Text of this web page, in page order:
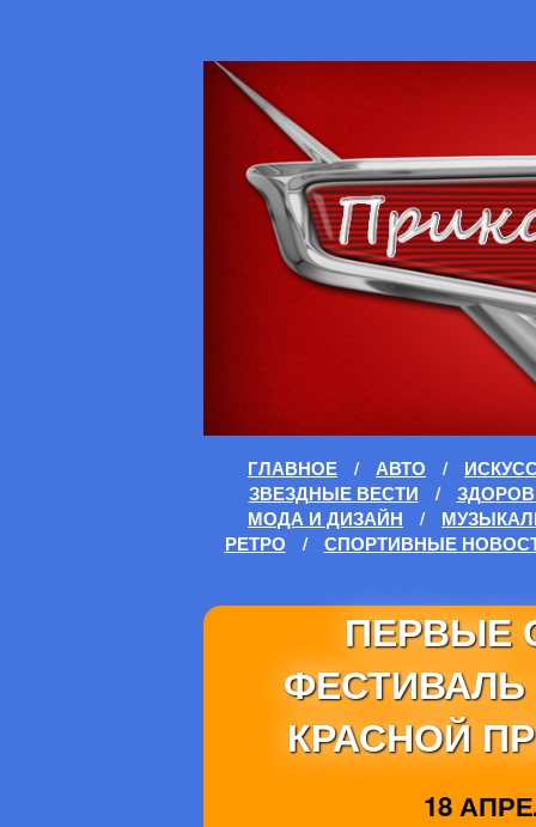
ГЛАВНОЕ / АВТО /
ЗВЕЗДНЫЕ ВЕСТИ
/
МОДА И ДИЗАЙН
/
РЕТРО
/ СПОРТИВНЫЕ
ПЕРВЫЕ
КРАСНОЙ
18